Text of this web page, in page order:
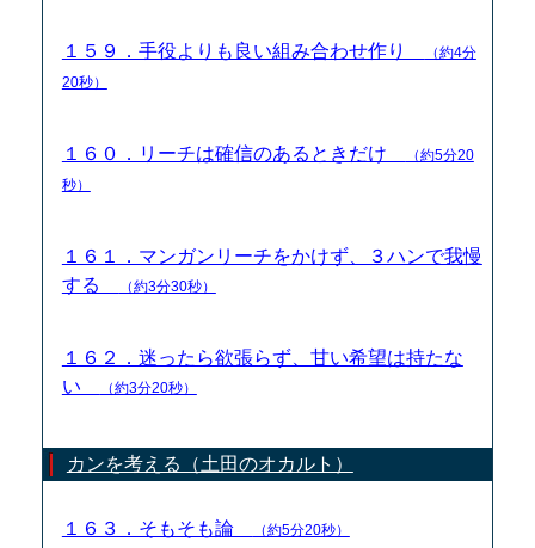
１５９．手役よりも良い組み合わせ作り
（約4分
20秒）
１６０．リーチは確信のあるときだけ
（約5分20
秒）
１６１．マンガンリーチをかけず、３ハンで我慢
する
（約3分30秒）
１６２．迷ったら欲張らず、甘い希望は持たな
い
（約3分20秒）
カンを考える（土田のオカルト）
１６３．そもそも論 （約5分20秒）